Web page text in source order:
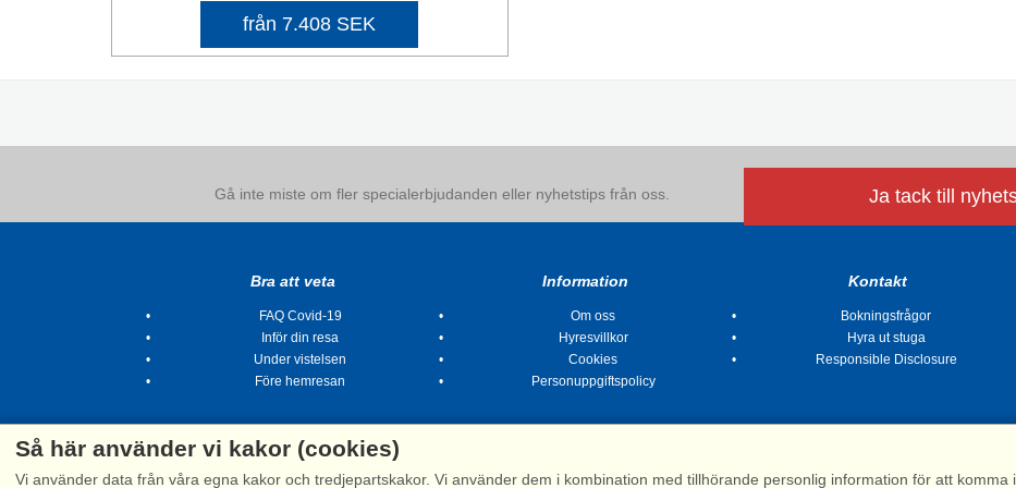
från 7.408 SEK
Gå inte miste om fler specialerbjudanden eller nyhetstips från oss. Ja tack till
Bra att veta
FAQ Covid-19
Inför din resa
Under vistelsen
Före hemresan
Information
Om oss
Hyresvillkor
Cookies
Personuppgiftspolicy
Kontakt
Bokningsfrågor
Hyra ut stuga
Responsible Disclosure
Så här använder vi kakor (cookies)
Vi använder data från våra egna kakor och tredjepartskakor. Vi använder dem i kombination med tillhörande personlig information för att komma